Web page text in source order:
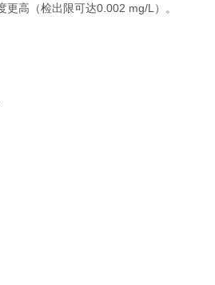
高（检出限可达0.002 mg/L）。